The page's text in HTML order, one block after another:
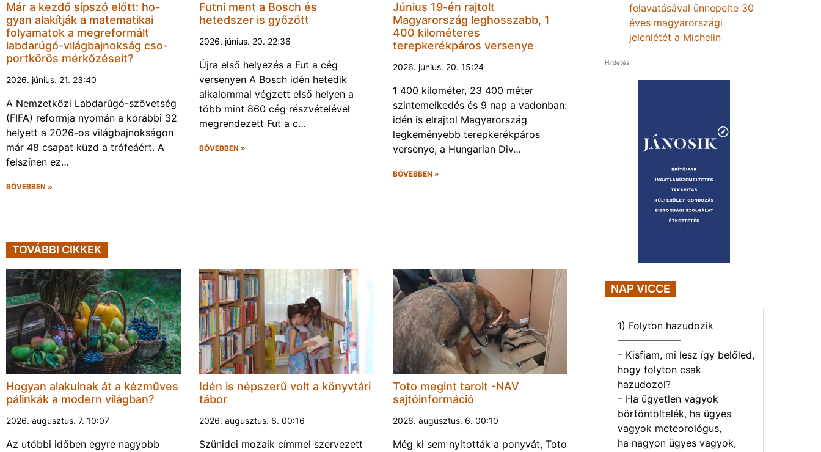
Már a kezdő sípszó előtt: ho-
gyan alakítják a matematikai
folyamatok a megreformált
labdarúgó-világbajnokság cso-
portkörös mérkőzéseit?
2026. június. 21. 23:40
A Nemzetközi Labdarúgó-szövetség
(FIFA) reformja nyomán a korábbi 32
helyett a 2026-os világbajnokságon
már 48 csapat küzd a trófeáért. A
felszínen ez…
BŐVEBBEN »
Futni ment a Bosch és
hetedszer is győzött
2026. június. 20. 22:36
Újra első helyezés a Fut a cég
versenyen A Bosch idén hetedik
alkalommal végzett első helyen a
több mint 860 cég részvételével
megrendezett Fut a c…
BŐVEBBEN »
Június 19-én rajtolt
Magyarország leghosszabb, 1
400 kilométeres
terepkerékpáros versenye
2026. június. 20. 15:24
1 400 kilométer, 23 400 méter
szintemelkedés és 9 nap a vadonban:
idén is elrajtol Magyarország
legkeményebb terepkerékpáros
versenye, a Hungarian Div…
BŐVEBBEN »
TOVÁBBI CIKKEK
Hogyan alakulnak át a kézműves
pálinkák a modern világban?
2026. augusztus. 7. 10:07
Az utóbbi időben egyre nagyobb
Idén is népszerű volt a könyvtári
tábor
2026. augusztus. 6. 00:16
Szünidei mozaik címmel szervezett
Toto megint tarolt -NAV
sajtóinformáció
2026. augusztus. 6. 00:10
Még ki sem nyitották a ponyvát, Toto
felavatásával ünnepelte 30
éves magyarországi
jelenlétét a Michelin
Hirdetés
NAP VICCE
1) Folyton hazudozik
——————–
– Kisfiam, mi lesz így belőled,
hogy folyton csak
hazudozol?
– Ha ügyetlen vagyok
börtöntöltelék, ha ügyes
vagyok meteorológus,
ha nagyon ügyes vagyok,